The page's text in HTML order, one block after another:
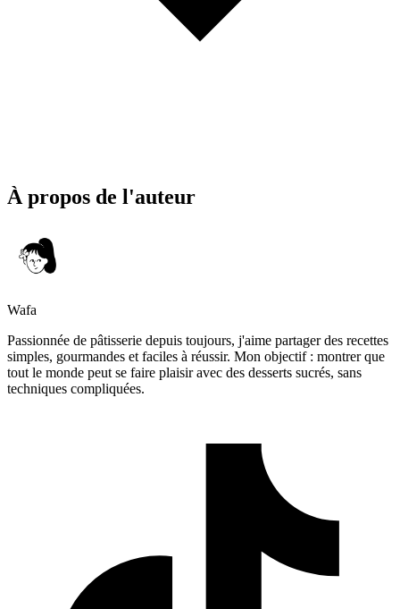
À propos de l'auteur
Wafa
Passionnée de pâtisserie depuis toujours, j'aime partager des recettes
simples, gourmandes et faciles à réussir. Mon objectif : montrer que
tout le monde peut se faire plaisir avec des desserts sucrés, sans
techniques compliquées.